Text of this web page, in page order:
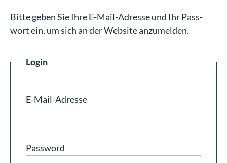
Bit­te ge­ben Sie Ih­re E-Mail-Adresse und Ihr Pass­
wort ein, um sich an der Web­site an­zu­mel­den.
Login
E-Mail-Adresse
Password